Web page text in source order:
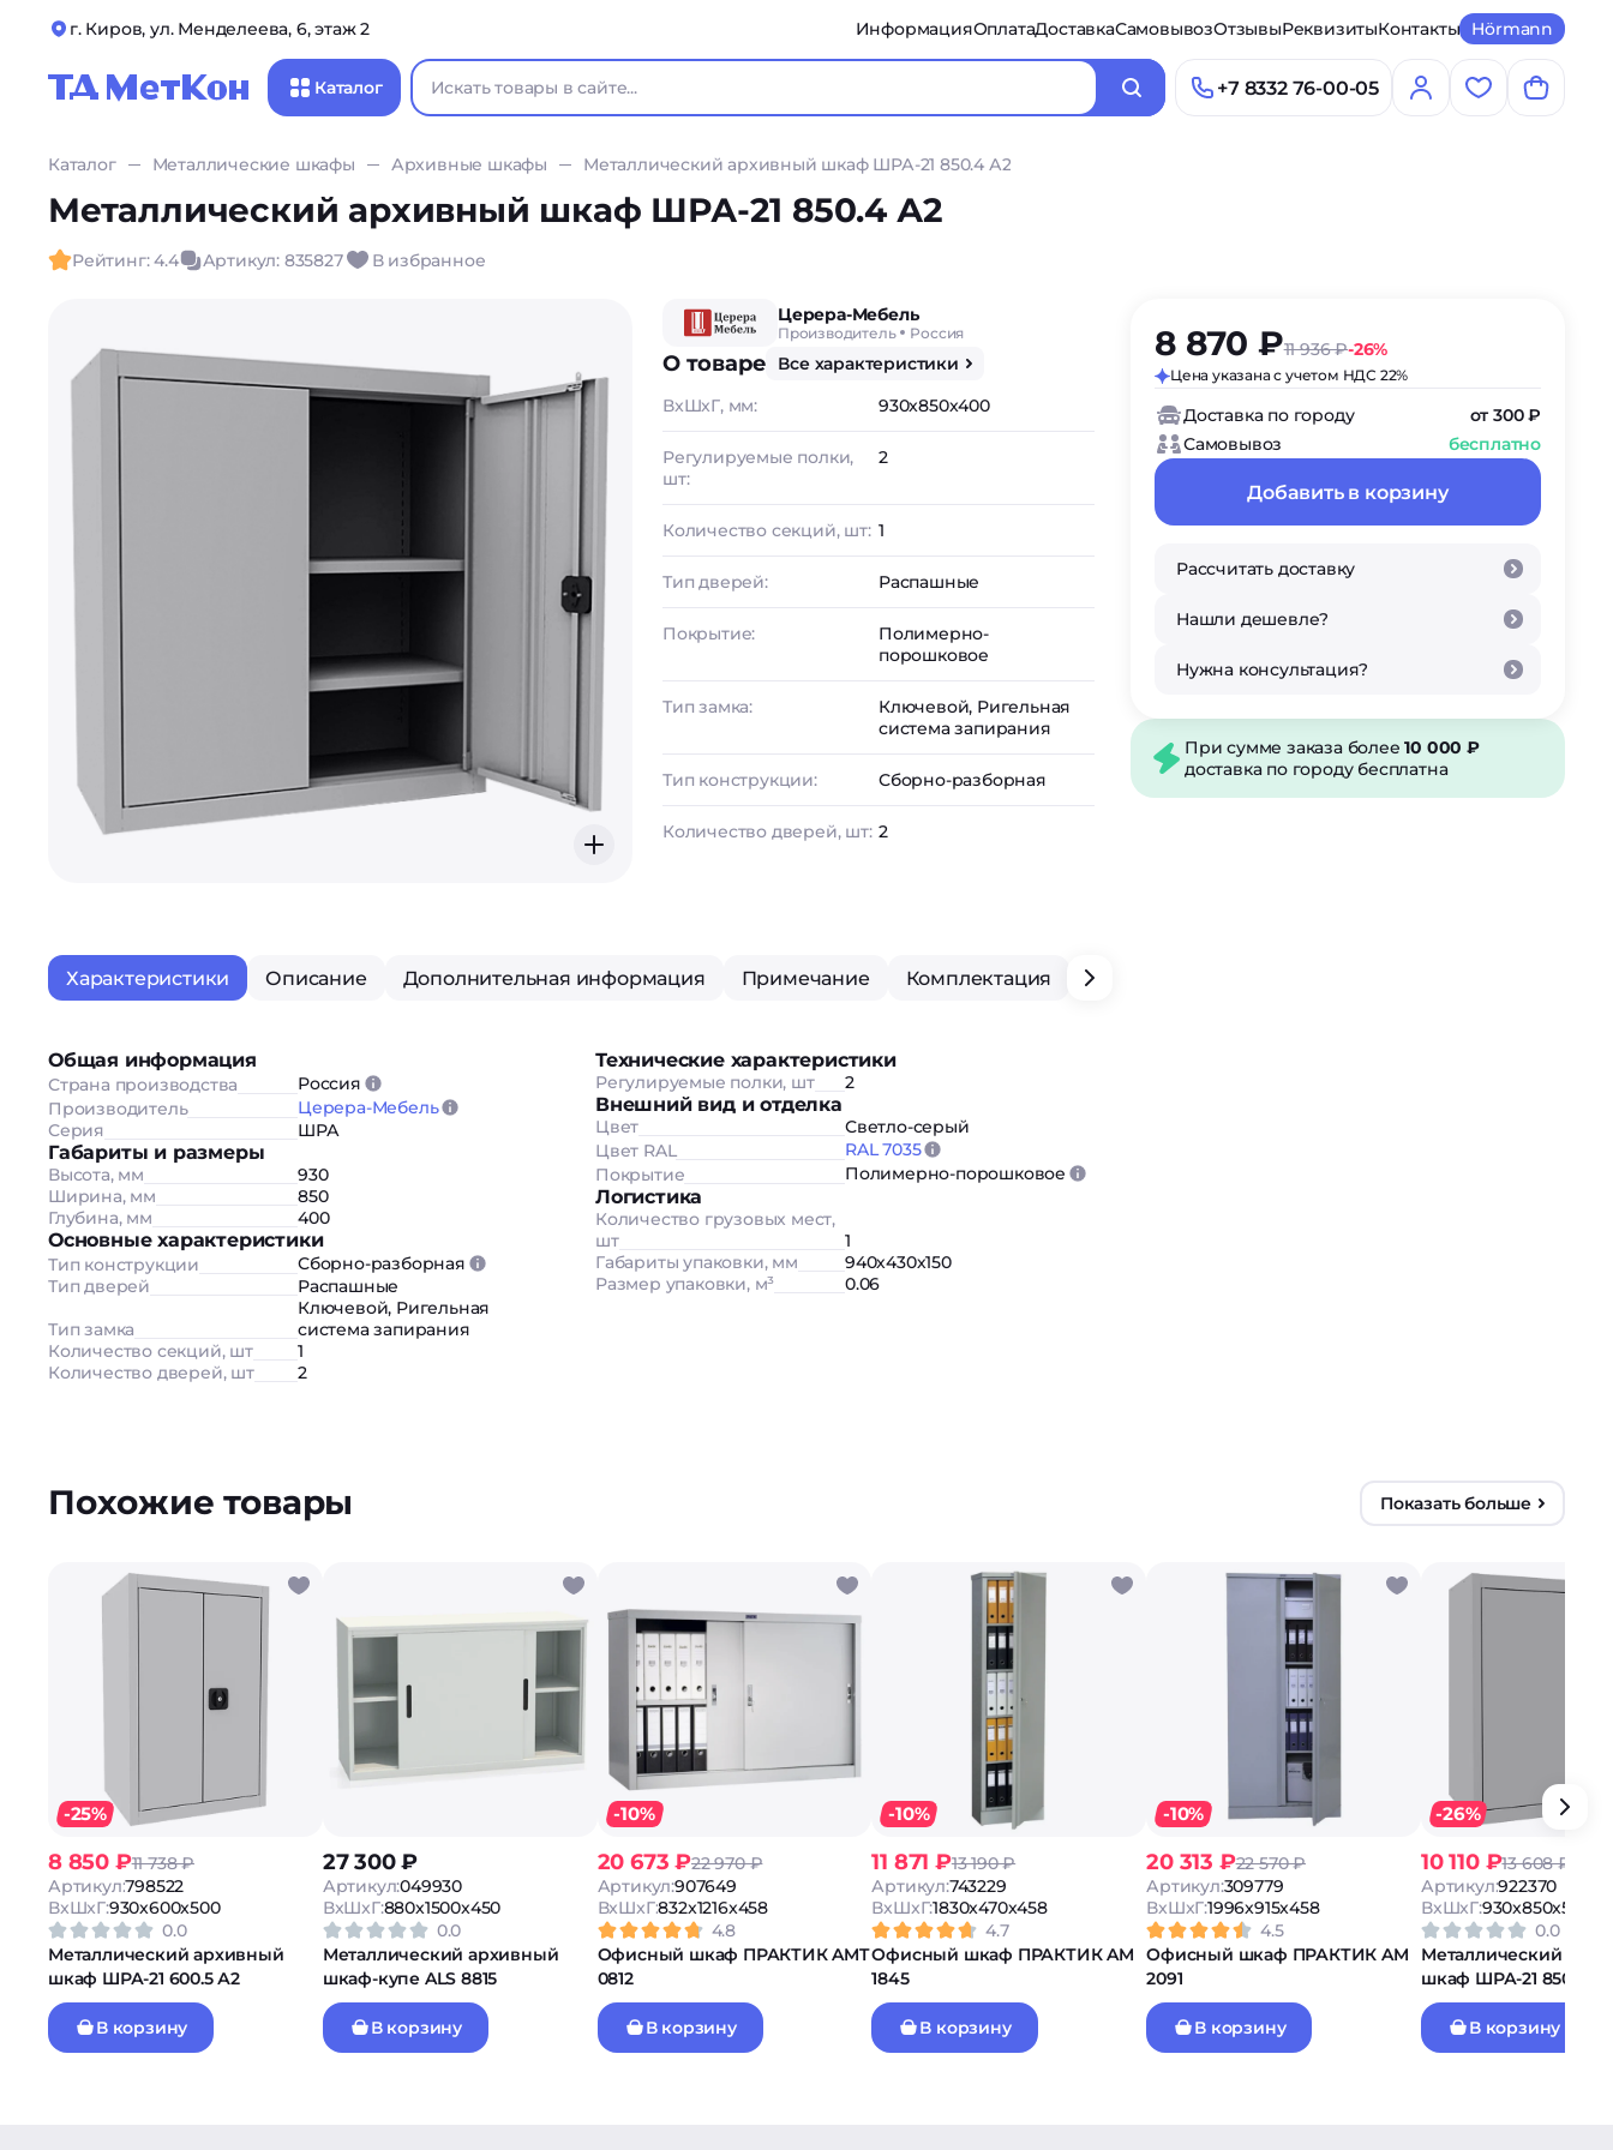
г. Киров, ул. Менделеева, 6, этаж 2 ИнформацияОплатаДоставкаСамовывозОтзывыРеквизитыКонтакты Hörmann
Каталог +7 8332 76-00-05
Каталог Металлические шкафы Архивные шкафы Металлический архивный шкаф ШРА-21 850.4 А2
Металлический архивный шкаф ШРА-21 850.4 А2
Рейтинг: 4.4 Артикул: 835827 В избранное
Церера-Мебель
Производитель Россия
О товаре
Все характеристики
ВxШxГ, мм:
930x850x400
Регулируемые полки,
шт:
2
Количество секций, шт: 1
Тип дверей: Распашные
Покрытие:
Полимерно-
порошковое
Тип замка:
Ключевой, Ригельная
система запирания
Тип конструкции: Сборно-разборная
Количество дверей, шт: 2
Характеристики Описание Дополнительная информация Примечание Комплектация Упаковка
Общая информация
Страна производства
Россия
Производитель
Церера-Мебель
Серия
ШРА
Габариты и размеры
Высота, мм
930
Ширина, мм
850
Глубина, мм
400
Основные характеристики
Тип конструкции
Сборно-разборная
Тип дверей
Распашные
Тип замка
Ключевой, Ригельная
система запирания
Количество секций, шт
1
Количество дверей, шт
2
Технические характеристики
Регулируемые полки, шт 2
Внешний вид и отделка
Цвет
Светло-серый
Цвет RAL
RAL 7035
Покрытие
Полимерно-порошковое
Логистика
Количество грузовых мест,
шт
1
Габариты упаковки, мм
940х430х150
Размер упаковки, м³
0.06
8 870 ₽11 936 ₽-26%
Цена указана с учетом НДС 22%
Доставка по городу
от 300 ₽
Самовывоз
бесплатно
Добавить в корзину
Рассчитать доставку
Нашли дешевле?
Нужна консультация?
При сумме заказа более10 000 ₽
доставка по городу бесплатна
Похожие товары Показать больше
-25%
8 850 ₽11 738 ₽
Артикул:798522
ВxШxГ:930x600x500
0.0
Металлический архивный
шкаф ШРА-21 600.5 А2
В корзину
27 300 ₽
Артикул:049930
ВxШxГ:880x1500x450
0.0
Металлический архивный
шкаф-купе ALS 8815
В корзину
-10%
20 673 ₽22 970 ₽
Артикул:907649
ВxШxГ:832x1216x458
4.8
Офисный шкаф ПРАКТИК AMT
0812
В корзину
-10%
11 871 ₽13 190 ₽
Артикул:743229
ВxШxГ:1830x470x458
4.7
Офисный шкаф ПРАКТИК AM
1845
В корзину
-10%
20 313 ₽22 570 ₽
Артикул:309779
ВxШxГ:1996x915x458
4.5
Офисный шкаф ПРАКТИК AM
2091
В корзину
-26%
10 110 ₽13 608 ₽
Артикул:922370
ВxШxГ:930x850x500
0.0
Металлический
шкаф ШРА-21 850.5 А2
В корзину